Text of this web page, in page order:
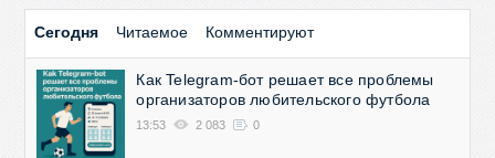
Сегодня Читаемое Комментируют
Как Telegram-бот решает все проблемы
организаторов любительского футбола
13:53 2 083 0